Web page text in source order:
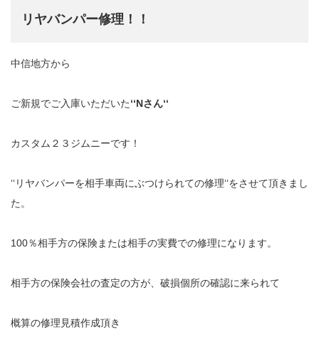
リヤバンパー修理！！
中信地方から
ご新規でご入庫いただいた‘‘Nさん‘‘
カスタム２３ジムニーです！
‘‘リヤバンパーを相手車両にぶつけられての修理‘‘をさせて頂きまし
た。
100％相手方の保険または相手の実費での修理になります。
相手方の保険会社の査定の方が、破損個所の確認に来られて
概算の修理見積作成頂き